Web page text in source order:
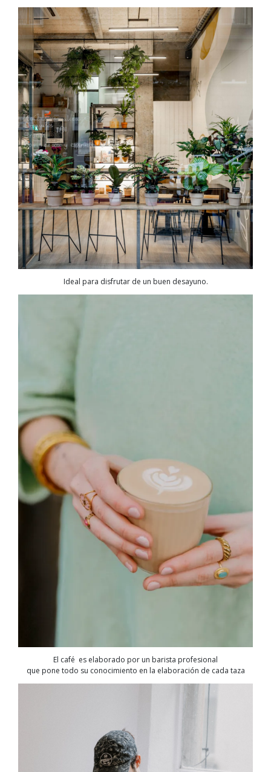
Ideal para disfrutar de un buen desayuno.
El café es elaborado por un barista profesional
que pone todo su conocimiento en la elaboración de cada taza